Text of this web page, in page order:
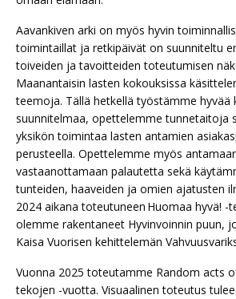
Aavankiven arki on myös hyvin
toimintaillat ja retkipäivät on suunniteltu
toiveiden ja tavoitteiden toteutumisen
Maanantaisin lasten kokouksissa
teemoja. Tällä hetkellä työstämme hyvää
suunnitelmaa, opettelemme tunnetaitoja
yksikön toimintaa lasten antamien
perusteella. Opettelemme myös
vastaanottamaan palautetta sekä
tunteiden, haaveiden ja omien ajatusten
2024 aikana toteutuneen Huomaa hyvä! -
olemme rakentaneet Hyvinvoinnin puun,
Kaisa Vuorisen kehittelemän
Vuonna 2025 toteutamme Random acts
tekojen -vuotta. Visuaalinen toteutus